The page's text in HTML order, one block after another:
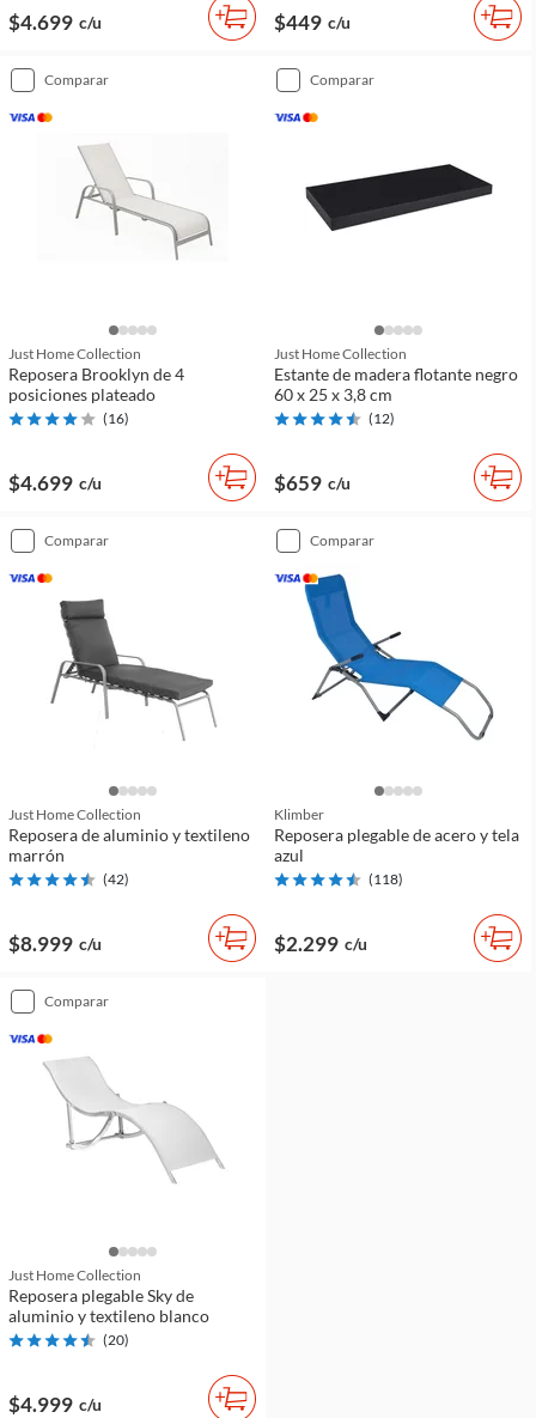
$4.699 c/u $449 c/u
comparar
Just Home Collection
Reposera Brooklyn de 4
posiciones plateado
(16)
$4.699 c/u
comparar
Just Home Collection
Estante de madera flotante negro
60 x 25 x 3,8 cm
(12)
$659 c/u
comparar
Just Home Collection
Reposera de aluminio y textileno
marrón
(42)
$8.999 c/u
comparar
Klimber
Reposera plegable de acero y tela
azul
(118)
$2.299 c/u
comparar
Just Home Collection
Reposera plegable Sky de
aluminio y textileno blanco
(20)
$4.999 c/u